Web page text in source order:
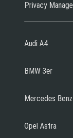
Privacy
Audi A4
BMW 3er
Mercedes
Opel Astra